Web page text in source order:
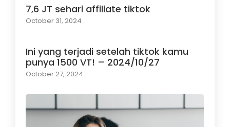
7,6 JT sehari affiliate tiktok
October 31, 2024
Ini yang terjadi setelah tiktok kamu
punya 1500 VT! – 2024/10/27
October 27, 2024